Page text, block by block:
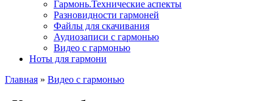
Гармонь.Технические аспекты
Разновидности гармоней
Файлы для скачивания
Аудиозаписи с гармонью
Видео с гармонью
Ноты для гармони
Главная » Видео с гармонью